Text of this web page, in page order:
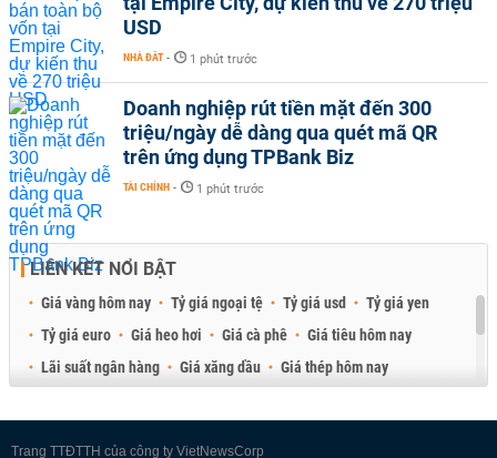
USD
NHÀ ĐẤT - 1 phút trước
Doanh nghiệp rút tiền mặt đến 300
triệu/ngày dễ dàng qua quét mã QR
trên ứng dụng TPBank Biz
TÀI CHÍNH - 1 phút trước
LIÊN KẾT NỔI BẬT
Giá vàng hôm nay Tỷ giá ngoại tệ Tỷ giá usd
Tỷ giá yen
Tỷ giá euro
Giá heo hơi Giá cà phê
Giá tiêu hôm nay
Lãi suất ngân hàng
Giá xăng dầu
Giá thép hôm nay
Trang TTĐTTH của công ty VietNewsCorp